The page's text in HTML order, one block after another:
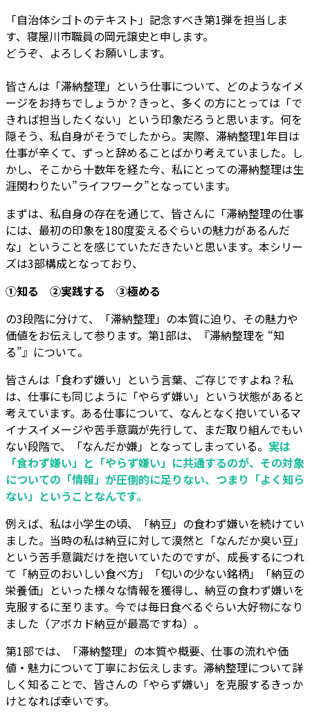
「自治体シゴトのテキスト」記念すべき第1弾を担当しま
す、寝屋川市職員の岡元譲史と申します。
どうぞ、よろしくお願いします。
皆さんは「滞納整理」という仕事について、どのようなイメ
ージをお持ちでしょうか？きっと、多くの方にとっては「で
きれば担当したくない」という印象だろうと思います。何を
隠そう、私自身がそうでしたから。実際、滞納整理1年目は
仕事が辛くて、ずっと辞めることばかり考えていました。し
かし、そこから十数年を経た今、私にとっての滞納整理は生
涯関わりたい”ライフワーク”となっています。
まずは、私自身の存在を通じて、皆さんに「滞納整理の仕事
には、最初の印象を180度変えるぐらいの魅力があるんだ
な」ということを感じていただきたいと思います。本シリー
ズは3部構成となっており、
①知る ②実践する ③極める
の3段階に分けて、「滞納整理」の本質に迫り、その魅力や
価値をお伝えして参ります。第1部は、『滞納整理を “知
る”』について。
皆さんは「食わず嫌い」という言葉、ご存じですよね？私
は、仕事にも同じように「やらず嫌い」という状態があると
考えています。ある仕事について、なんとなく抱いているマ
イナスイメージや苦手意識が先行して、まだ取り組んでもい
ない段階で、「なんだか嫌」となってしまっている。 実は
「食わず嫌い」と「やらず嫌い」に共通するのが、その対象
についての「情報」が圧倒的に足りない、つまり「よく知ら
ない」ということなんです。
例えば、私は小学生の頃、「納豆」の食わず嫌いを続けてい
ました。当時の私は納豆に対して漠然と「なんだか臭い豆」
という苦手意識だけを抱いていたのですが、成長するにつれ
て「納豆のおいしい食べ方」「匂いの少ない銘柄」「納豆の
栄養価」といった様々な情報を獲得し、納豆の食わず嫌いを
克服するに至ります。今では毎日食べるぐらい大好物になり
ました（アボカド納豆が最高ですね）。
第1部では、「滞納整理」の本質や概要、仕事の流れや価
値・魅力について丁寧にお伝えします。滞納整理について詳
しく知ることで、皆さんの「やらず嫌い」を克服するきっか
けとなれば幸いです。